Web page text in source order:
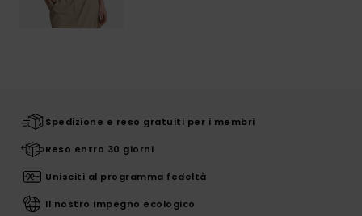
Spedizione e reso gratuiti per i membri
Reso entro 30 giorni
Unisciti al programma fedeltà
Il nostro impegno ecologico